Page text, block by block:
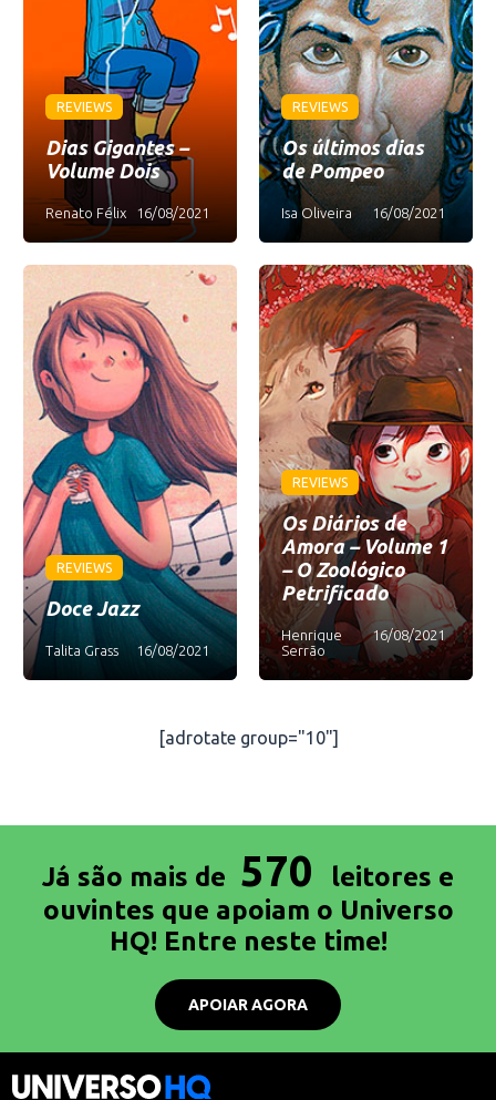
REVIEWS
Dias Gigantes –
Volume Dois
Renato Félix 16/08/2021
REVIEWS
Os últimos dias
de Pompeo
Isa Oliveira 16/08/2021
REVIEWS
Doce Jazz
Talita Grass 16/08/2021
REVIEWS
Os Diários de
Amora – Volume 1
– O Zoológico
Petrificado
Henrique
Serrão
16/08/2021
[adrotate group="10"]
Já são mais de 570
leitores e
ouvintes que apoiam o Universo
HQ! Entre neste time!
APOIAR AGORA